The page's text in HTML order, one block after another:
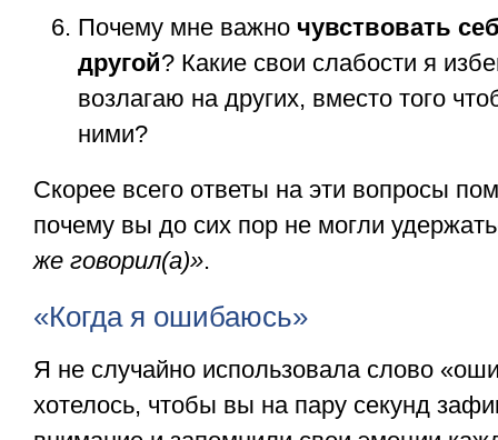
Почему мне важно чувствовать
другой? Какие свои слабости я
возлагаю на других, вместо того
ними?
Скорее всего ответы на эти вопросы
почему вы до сих пор не могли
же говорил(а)».
«Когда я ошибаюсь»
Я не случайно использовала слово
хотелось, чтобы вы на пару секунд